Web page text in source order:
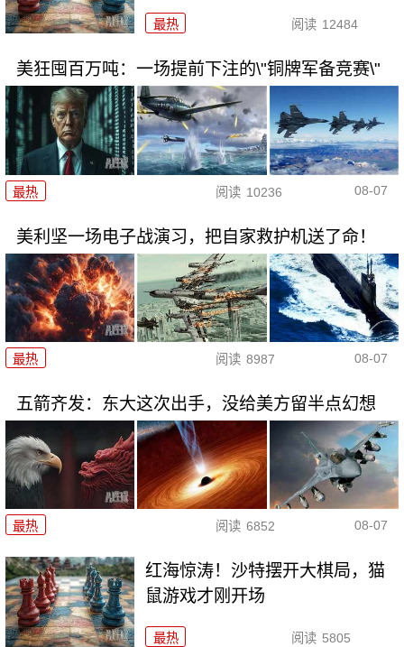
最热 阅读 12484
美狂囤百万吨：一场提前下注的\"铜牌军备竞赛\"
最热 阅读 10236 08-07
美利坚一场电子战演习，把自家救护机送了命！
最热 阅读 8987 08-07
五箭齐发：东大这次出手，没给美方留半点幻想
最热 阅读 6852 08-07
红海惊涛！沙特摆开大棋局，猫
鼠游戏才刚开场
最热 阅读 5805